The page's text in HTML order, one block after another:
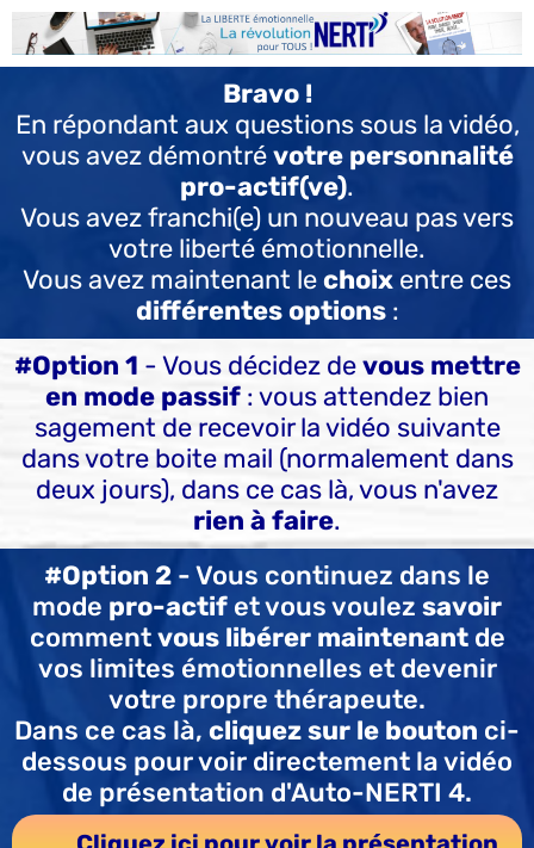
Bravo !
En répondant aux questions sous la vidéo,
vous avez démontrévotre personnalité
pro-actif(ve).
Vous avez franchi(e) un nouveau pas vers
votre liberté émotionnelle.
Vous avez maintenant lechoix entre ces
différentes options:
#Option 1 - Vous décidez devous mettre
en mode passif : vous attendez bien
sagement de recevoir la vidéo suivante
dans votre boite mail (normalement dans
deux jours), dans ce cas là, vous n'avez
rien à faire.
#Option 2 - Vous continuez dans le
mode pro-actif et vous voulez savoir
commentvous libérer maintenantde
vos limites émotionnelles et devenir
votre propre thérapeute.
Dans ce cas là, cliquez sur le bouton ci-
dessous pour voir directement la vidéo
de présentation d'Auto-NERTI 4.